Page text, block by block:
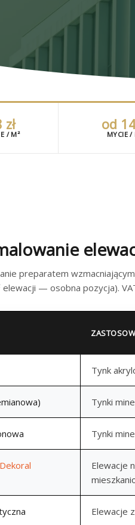
/ M²
od
MYCIE /
preparatem
elewacji — osobna pozycja).
Tynk
Tynki
Tynki
Elewacje
Elewacje